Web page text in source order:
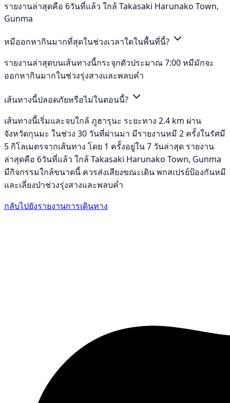
รายงานล่าสุดคือ 6วันที่แล้ว ใกล้ Takasaki Harunako Town,
Gunma
หมีออกหากินมากที่สุดในช่วงเวลาใดในพื้นที่นี้?
รายงานล่าสุดบนเส้นทางนี้กระจุกตัวประมาณ 7:00 หมีมักจะ
ออกหากินมากในช่วงรุ่งสางและพลบค่ำ
เส้นทางนี้ปลอดภัยหรือไม่ในตอนนี้?
เส้นทางนี้เริ่มและจบใกล้ ภูฮารุนะ ระยะทาง 2.4 km ผ่าน
จังหวัดกุนมะ ในช่วง 30 วันที่ผ่านมา มีรายงานหมี 2 ครั้งในรัศมี
5 กิโลเมตรจากเส้นทาง โดย 1 ครั้งอยู่ใน 7 วันล่าสุด รายงาน
ล่าสุดคือ 6วันที่แล้ว ใกล้ Takasaki Harunako Town, Gunma
มีกิจกรรมใกล้ขนาดนี้ ควรส่งเสียงขณะเดิน พกสเปรย์ป้องกันหมี
และเลี่ยงป่าช่วงรุ่งสางและพลบค่ำ
กลับไปยังรายงานการเดินทาง